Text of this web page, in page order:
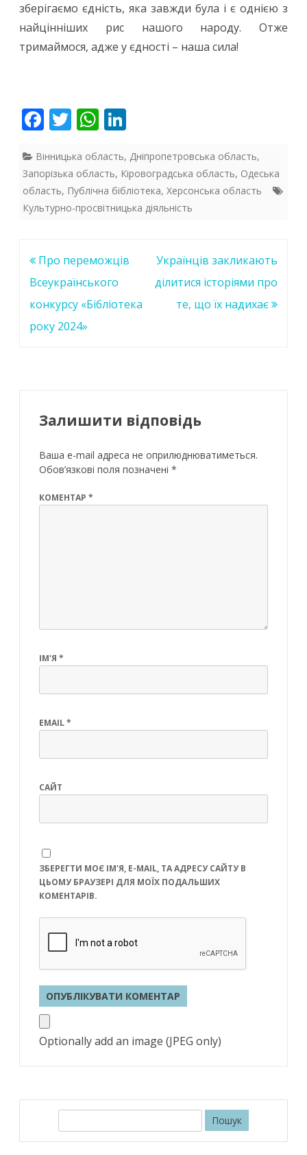
зберігаємо єдність, яка завжди була і є однією з
найцінніших рис нашого народу. Отже
тримаймося, адже у єдності – наша сила!
F
e
b
o
k
T
itt
er
W
at
s
A
p
k
e
dI
Вінницька область, Дніпропетровська область,
Запорізька область, Кіровоградська область, Одеська
область, Публічна бібліотека, Херсонська область
Культурно-просвітницька діяльність
Навігація
записів
Про переможців
Всеукраїнського
конкурсу «Бібліотека
року 2024»
Українців закликають
ділитися історіями про
те, що їх надихає
Залишити відповідь
Ваша e-mail адреса не оприлюднюватиметься.
Обов’язкові поля позначені *
КОМЕНТАР *
ІМ'Я *
EMAIL*
САЙТ
ЗБЕРЕГТИ МОЄ ІМ'Я, E-MAIL, ТА АДРЕСУ САЙТУ В
ЦЬОМУ БРАУЗЕРІ ДЛЯ МОЇХ ПОДАЛЬШИХ
КОМЕНТАРІВ.
Optionally add an image (JPEG only)